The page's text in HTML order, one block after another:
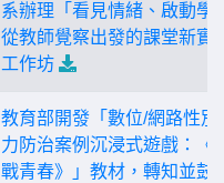
系辦理「看見情緒、啟動學
從教師覺察出發的課堂新實
工作坊
教育部開發「數位/網路性別
力防治案例沉浸式遊戲：《
戰青春》」教材，轉知並鼓